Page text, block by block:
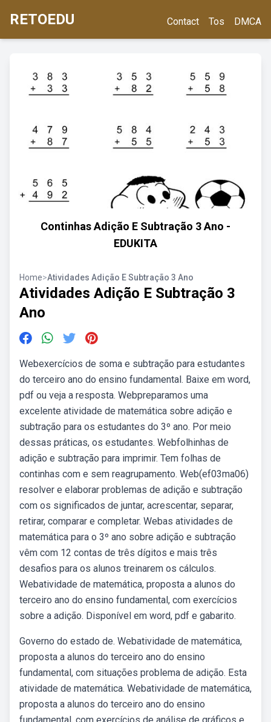
RETOEDU Contact Tos DMCA
Continhas Adição E Subtração 3 Ano -
EDUKITA
Home>Atividades Adição E Subtração 3 Ano
Atividades Adição E Subtração 3
Ano
Webexercícios de soma e subtração para estudantes
do terceiro ano do ensino fundamental. Baixe em word,
pdf ou veja a resposta. Webpreparamos uma
excelente atividade de matemática sobre adição e
subtração para os estudantes do 3º ano. Por meio
dessas práticas, os estudantes. Webfolhinhas de
adição e subtração para imprimir. Tem folhas de
continhas com e sem reagrupamento. Web(ef03ma06)
resolver e elaborar problemas de adição e subtração
com os significados de juntar, acrescentar, separar,
retirar, comparar e completar. Webas atividades de
matemática para o 3º ano sobre adição e subtração
vêm com 12 contas de três dígitos e mais três
desafios para os alunos treinarem os cálculos.
Webatividade de matemática, proposta a alunos do
terceiro ano do ensino fundamental, com exercícios
sobre a adição. Disponível em word, pdf e gabarito.
Governo do estado de. Webatividade de matemática,
proposta a alunos do terceiro ano do ensino
fundamental, com situações problema de adição. Esta
atividade de matemática. Webatividade de matemática,
proposta a alunos do terceiro ano do ensino